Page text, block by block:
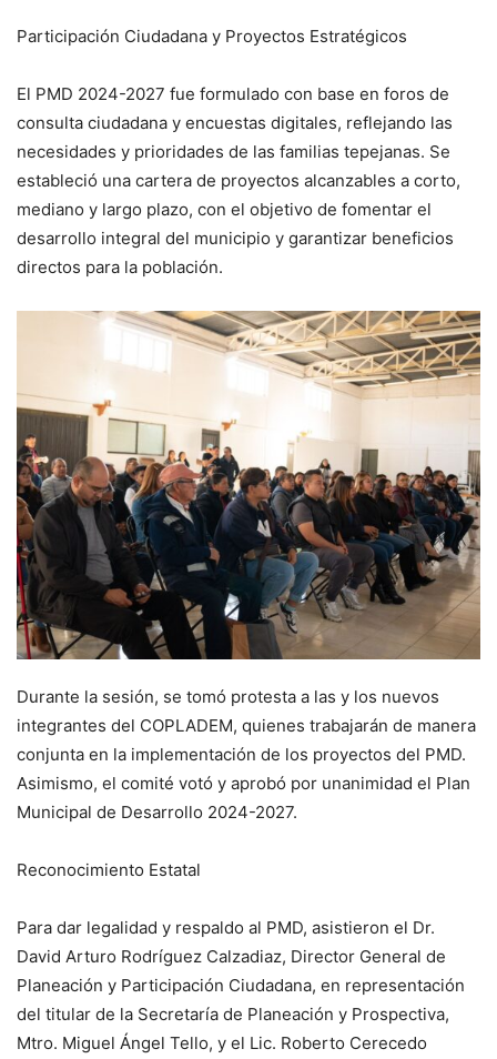
Participación Ciudadana y Proyectos Estratégicos
El PMD 2024-2027 fue formulado con base en foros de
consulta ciudadana y encuestas digitales, reflejando las
necesidades y prioridades de las familias tepejanas. Se
estableció una cartera de proyectos alcanzables a corto,
mediano y largo plazo, con el objetivo de fomentar el
desarrollo integral del municipio y garantizar beneficios
directos para la población.
Durante la sesión, se tomó protesta a las y los nuevos
integrantes del COPLADEM, quienes trabajarán de manera
conjunta en la implementación de los proyectos del PMD.
Asimismo, el comité votó y aprobó por unanimidad el Plan
Municipal de Desarrollo 2024-2027.
Reconocimiento Estatal
Para dar legalidad y respaldo al PMD, asistieron el Dr.
David Arturo Rodríguez Calzadiaz, Director General de
Planeación y Participación Ciudadana, en representación
del titular de la Secretaría de Planeación y Prospectiva,
Mtro. Miguel Ángel Tello, y el Lic. Roberto Cerecedo